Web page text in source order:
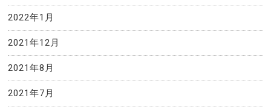
2022年1月
2021年12月
2021年8月
2021年7月